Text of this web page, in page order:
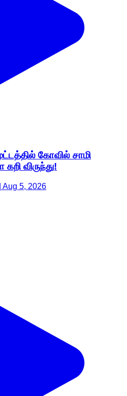
கோவில் சாமி
கறி விருந்து!
Aug 5, 2026